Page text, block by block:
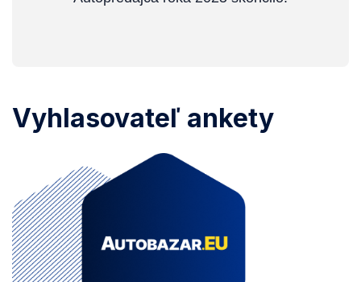
Vyhlasovateľ ankety